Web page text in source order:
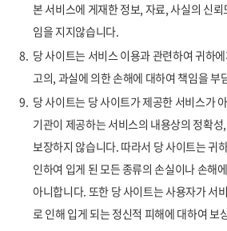
본 서비스에 게재한 정보, 자료, 사실의 신
임을 지지않습니다.
8. 당 사이트는 서비스 이용과 관련하여 귀하
고의, 과실에 의한 손해에 대하여 책임을 부
9. 당 사이트는 당 사이트가 제공한 서비스가
기관이 제공하는 서비스의 내용상의 정확
보장하지 않습니다. 따라서 당 사이트는 귀
인하여 입게 된 모든 종류의 손실이나 손해
아니합니다. 또한 당 사이트는 사용자가 서
로 인해 입게 되는 정신적 피해에 대하여 보